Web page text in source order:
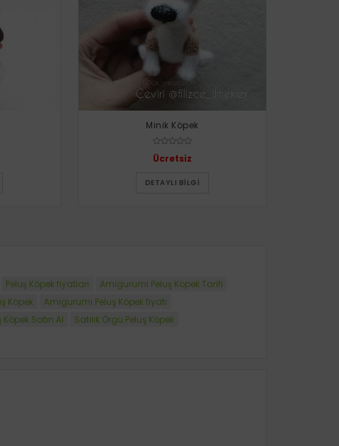
Minik Köpek
Ücretsiz
DETAYLI BILGI
Peluş Köpek fiyatları
Amigurumi Peluş Köpek Tarifi
Köpek
Amigurumi Peluş Köpek fiyatı
Köpek Satın Al
Satılık Örgü Peluş Köpek